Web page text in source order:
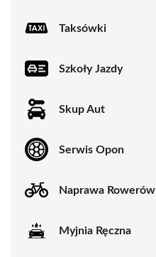
Taksówki
Szkoły Jazdy
Skup Aut
Serwis Opon
Naprawa Rowerów
Myjnia Ręczna